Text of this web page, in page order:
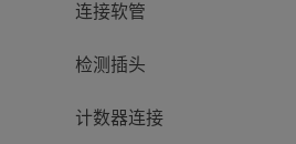
连接软管
检测插头
计数器连接